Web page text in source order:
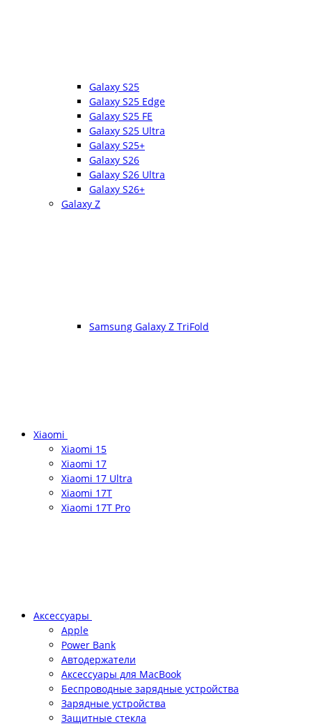
Galaxy S25
Galaxy S25 Edge
Galaxy S25 FE
Galaxy S25 Ultra
Galaxy S25+
Galaxy S26
Galaxy S26 Ultra
Galaxy S26+
Galaxy Z
Samsung Galaxy Z TriFold
Xiaomi
Xiaomi 15
Xiaomi 17
Xiaomi 17 Ultra
Xiaomi 17T
Xiaomi 17T Pro
Аксессуары
Apple
Power Bank
Автодержатели
Аксессуары для MacBook
Беспроводные зарядные устройства
Зарядные устройства
Защитные стекла